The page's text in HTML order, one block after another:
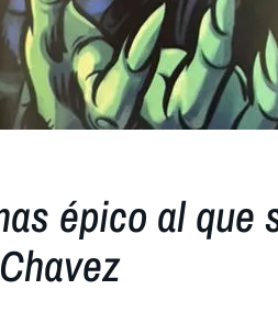
épico al que